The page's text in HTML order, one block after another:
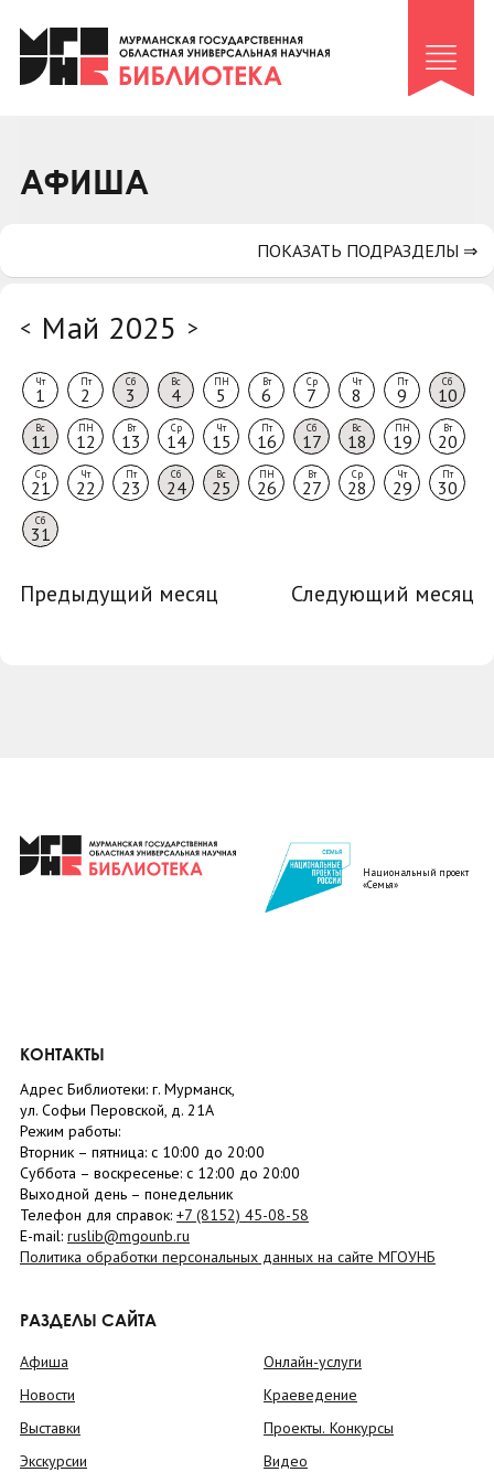
Клуб «Гиря и сельдерей»
Клуб «Семейный архив»
Коллегам
АФИША
< Май 2025 >
Чт
1
Пт
2
Сб
3
Вс
4
ПН
5
Вт
6
Ср
7
Чт
8
Пт
9
Сб
10
Вс
11
ПН
12
Вт
13
Ср
14
Чт
15
Пт
16
Сб
17
Вс
18
ПН
19
Вт
20
Ср
21
Чт
22
Пт
23
Сб
24
Вс
25
ПН
26
Вт
27
Ср
28
Чт
29
Пт
30
Сб
31
Предыдущий месяц Следующий месяц
ПОКАЗАТЬ ПОДРАЗДЕЛЫ ⇒
Национальный проект
«Семья»
КОНТАКТЫ
Адрес Библиотеки: г. Мурманск,
ул. Софьи Перовской, д. 21А
Режим работы:
Вторник – пятница: с 10:00 до 20:00
Суббота – воскресенье: c 12:00 до 20:00
Выходной день – понедельник
Телефон для справок: +7 (8152) 45-08-58
E-mail: ruslib@mgounb.ru
Политика обработки персональных данных на сайте МГОУНБ
РАЗДЕЛЫ САЙТА
Афиша
Новости
Выставки
Экскурсии
Онлайн-услуги
Краеведение
Проекты. Конкурсы
Видео